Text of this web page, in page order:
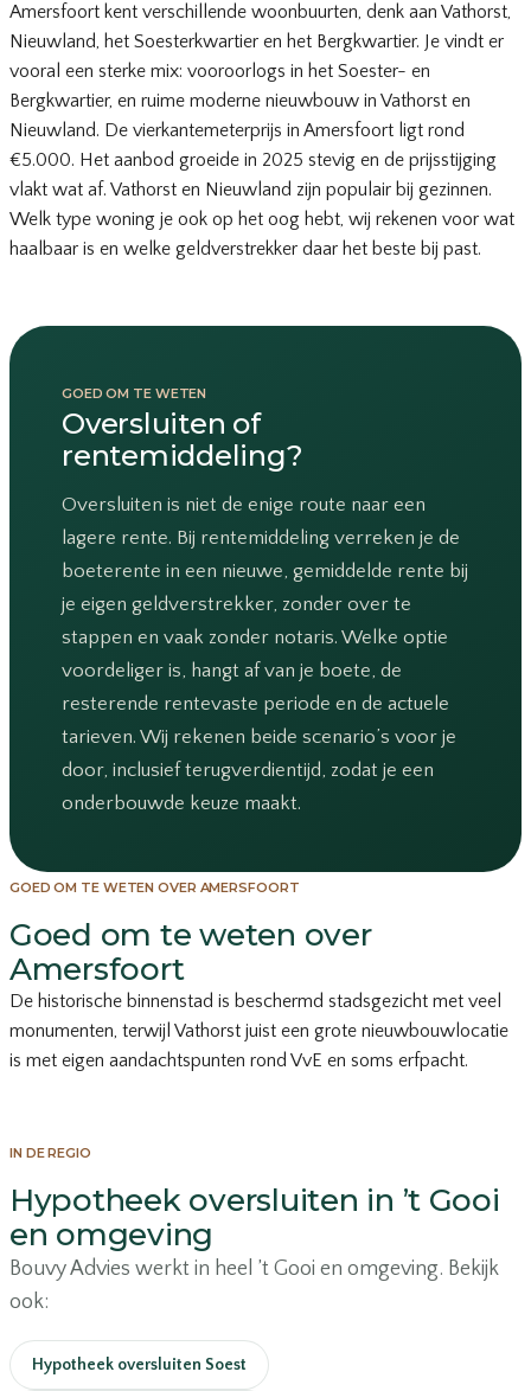
Amersfoort kent verschillende woonbuurten, denk aan Vathorst,
Nieuwland, het Soesterkwartier en het Bergkwartier. Je vindt er
vooral een sterke mix: vooroorlogs in het Soester- en
Bergkwartier, en ruime moderne nieuwbouw in Vathorst en
Nieuwland. De vierkantemeterprijs in Amersfoort ligt rond
€5.000. Het aanbod groeide in 2025 stevig en de prijsstijging
vlakt wat af. Vathorst en Nieuwland zijn populair bij gezinnen.
Welk type woning je ook op het oog hebt, wij rekenen voor wat
haalbaar is en welke geldverstrekker daar het beste bij past.
GOED OM TE WETEN
Oversluiten of
rentemiddeling?
Oversluiten is niet de enige route naar een
lagere rente. Bij rentemiddeling verreken je de
boeterente in een nieuwe, gemiddelde rente bij
je eigen geldverstrekker, zonder over te
stappen en vaak zonder notaris. Welke optie
voordeliger is, hangt af van je boete, de
resterende rentevaste periode en de actuele
tarieven. Wij rekenen beide scenario’s voor je
door, inclusief terugverdientijd, zodat je een
onderbouwde keuze maakt.
GOED OM TE WETEN OVER AMERSFOORT
Goed om te weten over
Amersfoort
De historische binnenstad is beschermd stadsgezicht met veel
monumenten, terwijl Vathorst juist een grote nieuwbouwlocatie
is met eigen aandachtspunten rond VvE en soms erfpacht.
IN DE REGIO
Hypotheek oversluiten in ’t Gooi
en omgeving
Bouvy Advies werkt in heel ’t Gooi en omgeving. Bekijk
ook:
Hypotheek oversluiten Soest